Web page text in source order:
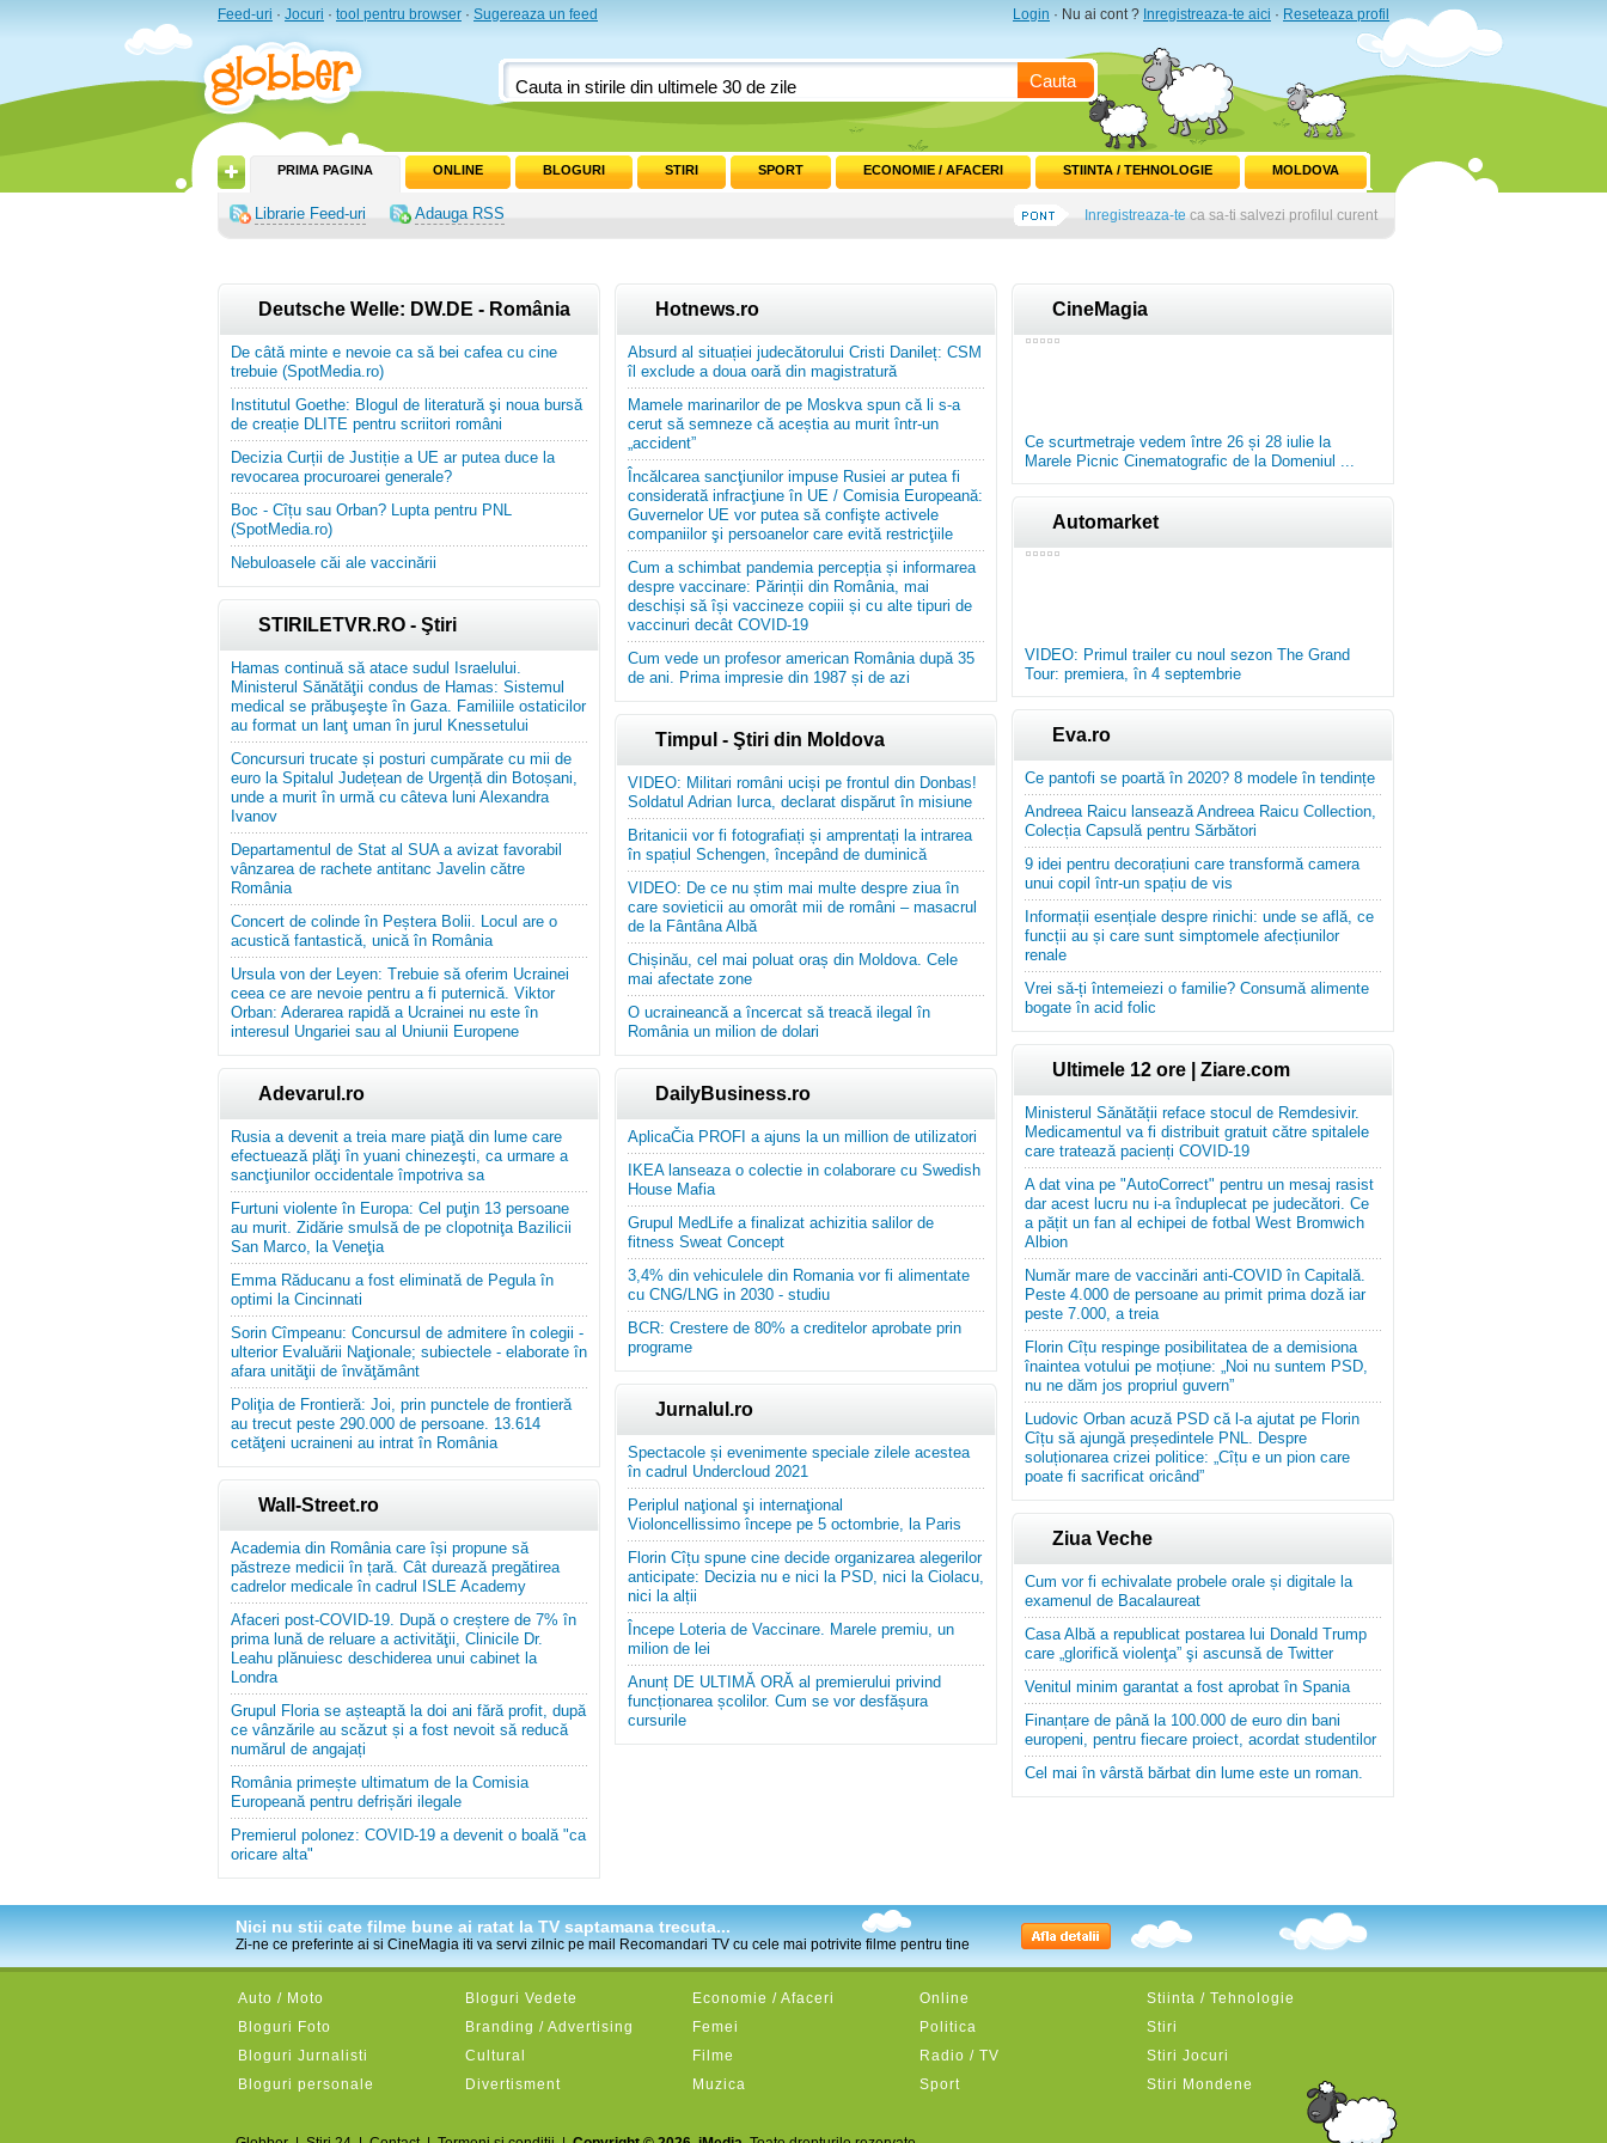
Feed-uri · Jocuri · tool pentru browser · Sugereaza un feed Login · Nu ai cont ? Inregistreaza-te aici · Reseteaza profil
Cauta
PRIMA PAGINA ONLINE BLOGURI STIRI SPORT ECONOMIE / AFACERI STIINTA / TEHNOLOGIE MOLDOVA
Librarie Feed-uri Adauga RSS Inregistreaza-te ca sa-ti salvezi profilul curent
Deutsche Welle: DW.DE - România
De câtă minte e nevoie ca să bei cafea cu cine
trebuie (SpotMedia.ro)
Institutul Goethe: Blogul de literatură şi noua bursă
de creație DLITE pentru scriitori români
Decizia Curții de Justiție a UE ar putea duce la
revocarea procuroarei generale?
Boc - Cîțu sau Orban? Lupta pentru PNL
(SpotMedia.ro)
Nebuloasele căi ale vaccinării
STIRILETVR.RO - Ştiri
Hamas continuă să atace sudul Israelului.
Ministerul Sănătăţii condus de Hamas: Sistemul
medical se prăbuşeşte în Gaza. Familiile ostaticilor
au format un lanţ uman în jurul Knessetului
Concursuri trucate și posturi cumpărate cu mii de
euro la Spitalul Județean de Urgență din Botoșani,
unde a murit în urmă cu câteva luni Alexandra
Ivanov
Departamentul de Stat al SUA a avizat favorabil
vânzarea de rachete antitanc Javelin către
România
Concert de colinde în Peștera Bolii. Locul are o
acustică fantastică, unică în România
Ursula von der Leyen: Trebuie să oferim Ucrainei
ceea ce are nevoie pentru a fi puternică. Viktor
Orban: Aderarea rapidă a Ucrainei nu este în
interesul Ungariei sau al Uniunii Europene
Adevarul.ro
Rusia a devenit a treia mare piaţă din lume care
efectuează plăţi în yuani chinezeşti, ca urmare a
sancţiunilor occidentale împotriva sa
Furtuni violente în Europa: Cel puţin 13 persoane
au murit. Zidărie smulsă de pe clopotniţa Bazilicii
San Marco, la Veneţia
Emma Răducanu a fost eliminată de Pegula în
optimi la Cincinnati
Sorin Cîmpeanu: Concursul de admitere în colegii -
ulterior Evaluării Naţionale; subiectele - elaborate în
afara unităţii de învăţământ
Poliţia de Frontieră: Joi, prin punctele de frontieră
au trecut peste 290.000 de persoane. 13.614
cetăţeni ucraineni au intrat în România
Wall-Street.ro
Academia din România care își propune să
păstreze medicii în țară. Cât durează pregătirea
cadrelor medicale în cadrul ISLE Academy
Afaceri post-COVID-19. După o creștere de 7% în
prima lună de reluare a activităţii, Clinicile Dr.
Leahu plănuiesc deschiderea unui cabinet la
Londra
Grupul Floria se așteaptă la doi ani fără profit, după
ce vânzările au scăzut și a fost nevoit să reducă
numărul de angajați
România primește ultimatum de la Comisia
Europeană pentru defrișări ilegale
Premierul polonez: COVID-19 a devenit o boală "ca
oricare alta"
Hotnews.ro
Absurd al situației judecătorului Cristi Danileț: CSM
îl exclude a doua oară din magistratură
Mamele marinarilor de pe Moskva spun că li s-a
cerut să semneze că aceștia au murit într-un
„accident”
Încălcarea sancţiunilor impuse Rusiei ar putea fi
considerată infracţiune în UE / Comisia Europeană:
Guvernelor UE vor putea să confişte activele
companiilor şi persoanelor care evită restricţiile
Cum a schimbat pandemia percepția și informarea
despre vaccinare: Părinții din România, mai
deschiși să își vaccineze copiii și cu alte tipuri de
vaccinuri decât COVID-19
Cum vede un profesor american România după 35
de ani. Prima impresie din 1987 și de azi
Timpul - Ştiri din Moldova
VIDEO: Militari români uciși pe frontul din Donbas!
Soldatul Adrian Iurca, declarat dispărut în misiune
Britanicii vor fi fotografiați și amprentați la intrarea
în spațiul Schengen, începând de duminică
VIDEO: De ce nu știm mai multe despre ziua în
care sovieticii au omorât mii de români – masacrul
de la Fântâna Albă
Chișinău, cel mai poluat oraș din Moldova. Cele
mai afectate zone
O ucraineancă a încercat să treacă ilegal în
România un milion de dolari
DailyBusiness.ro
AplicaČia PROFI a ajuns la un million de utilizatori
IKEA lanseaza o colectie in colaborare cu Swedish
House Mafia
Grupul MedLife a finalizat achizitia salilor de
fitness Sweat Concept
3,4% din vehiculele din Romania vor fi alimentate
cu CNG/LNG in 2030 - studiu
BCR: Crestere de 80% a creditelor aprobate prin
programe
Jurnalul.ro
Spectacole și evenimente speciale zilele acestea
în cadrul Undercloud 2021
Periplul naţional şi internaţional
Violoncellissimo începe pe 5 octombrie, la Paris
Florin Cîțu spune cine decide organizarea alegerilor
anticipate: Decizia nu e nici la PSD, nici la Ciolacu,
nici la alții
Începe Loteria de Vaccinare. Marele premiu, un
milion de lei
Anunț DE ULTIMĂ ORĂ al premierului privind
funcționarea școlilor. Cum se vor desfășura
cursurile
CineMagia
Ce scurtmetraje vedem între 26 și 28 iulie la
Marele Picnic Cinematografic de la Domeniul ...
Automarket
VIDEO: Primul trailer cu noul sezon The Grand
Tour: premiera, în 4 septembrie
Eva.ro
Ce pantofi se poartă în 2020? 8 modele în tendințe
Andreea Raicu lansează Andreea Raicu Collection,
Colecția Capsulă pentru Sărbători
9 idei pentru decorațiuni care transformă camera
unui copil într-un spațiu de vis
Informații esențiale despre rinichi: unde se află, ce
funcții au și care sunt simptomele afecțiunilor
renale
Vrei să-ți întemeiezi o familie? Consumă alimente
bogate în acid folic
Ultimele 12 ore | Ziare.com
Ministerul Sănătății reface stocul de Remdesivir.
Medicamentul va fi distribuit gratuit către spitalele
care tratează pacienți COVID-19
A dat vina pe "AutoCorrect" pentru un mesaj rasist
dar acest lucru nu i-a înduplecat pe judecători. Ce
a pățit un fan al echipei de fotbal West Bromwich
Albion
Număr mare de vaccinări anti-COVID în Capitală.
Peste 4.000 de persoane au primit prima doză iar
peste 7.000, a treia
Florin Cîțu respinge posibilitatea de a demisiona
înaintea votului pe moțiune: „Noi nu suntem PSD,
nu ne dăm jos propriul guvern”
Ludovic Orban acuză PSD că l-a ajutat pe Florin
Cîțu să ajungă președintele PNL. Despre
soluționarea crizei politice: „Cîțu e un pion care
poate fi sacrificat oricând”
Ziua Veche
Cum vor fi echivalate probele orale și digitale la
examenul de Bacalaureat
Casa Albă a republicat postarea lui Donald Trump
care „glorifică violenţa” şi ascunsă de Twitter
Venitul minim garantat a fost aprobat în Spania
Finanțare de până la 100.000 de euro din bani
europeni, pentru fiecare proiect, acordat studentilor
Cel mai în vârstă bărbat din lume este un roman.
Nici nu stii cate filme bune ai ratat la TV saptamana trecuta...
Zi-ne ce preferinte ai si CineMagia iti va servi zilnic pe mail Recomandari TV cu cele mai potrivite filme pentru tine
Auto / Moto
Bloguri Foto
Bloguri Jurnalisti
Bloguri personale
Bloguri Vedete
Branding / Advertising
Cultural
Divertisment
Economie / Afaceri
Femei
Filme
Muzica
Online
Politica
Radio / TV
Sport
Stiinta / Tehnologie
Stiri
Stiri Jocuri
Stiri Mondene